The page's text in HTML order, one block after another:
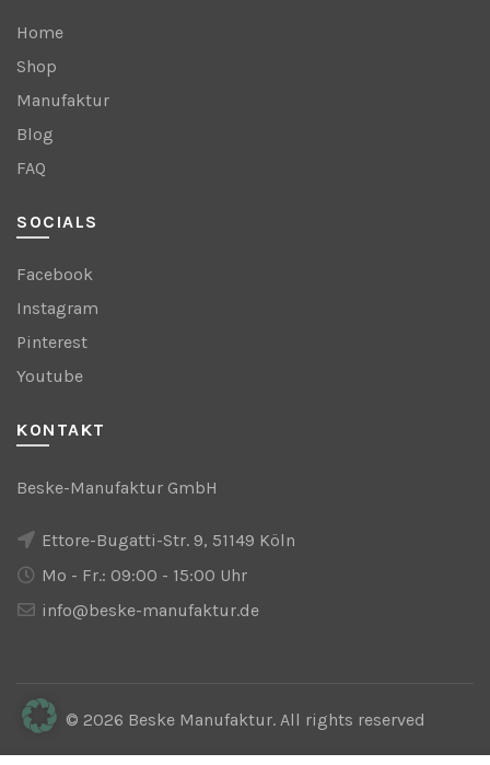
Home
Shop
Manufaktur
Blog
FAQ
SOCIALS
Facebook
Instagram
Pinterest
Youtube
KONTAKT
Beske-Manufaktur GmbH
Ettore-Bugatti-Str. 9, 51149 Köln
Mo - Fr.: 09:00 - 15:00 Uhr
info@beske-manufaktur.de
© 2026 Beske Manufaktur. All rights reserved